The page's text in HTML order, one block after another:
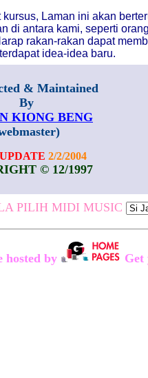
Laman ini akan
di antara kami, seperti
rakan-rakan dapat
idea-idea baru.
& Maintained
By
KIONG BENG
2/2/2004
© 12/1997
PILIH MIDI MUSIC
hosted by Get